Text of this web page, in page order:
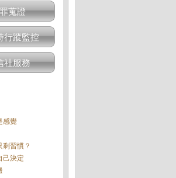
蒐證
行蹤監控
社服務
感覺
剩習慣？
己決定